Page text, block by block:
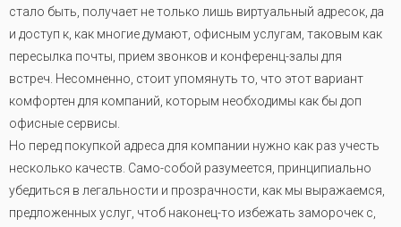
стало быть, получает не только лишь виртуальный адресок, да
и доступ к, как многие думают, офисным услугам, таковым как
пересылка почты, прием звонков и конференц-залы для
встреч. Несомненно, стоит упомянуть то, что этот вариант
комфортен для компаний, которым необходимы как бы доп
офисные сервисы.
Но перед покупкой адреса для компании нужно как раз учесть
несколько качеств. Само-собой разумеется, принципиально
убедиться в легальности и прозрачности, как мы выражаемся,
предложенных услуг, чтоб наконец-то избежать заморочек с,